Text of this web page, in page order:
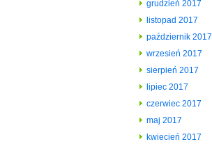
grudzień 2017
listopad 2017
październik 2017
wrzesień 2017
sierpień 2017
lipiec 2017
czerwiec 2017
maj 2017
kwiecień 2017